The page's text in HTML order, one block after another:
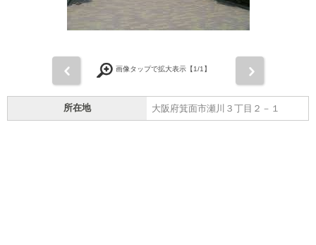
画像タップで拡大表示【1/1】
所在地 大阪府箕面市瀬川３丁目２－１